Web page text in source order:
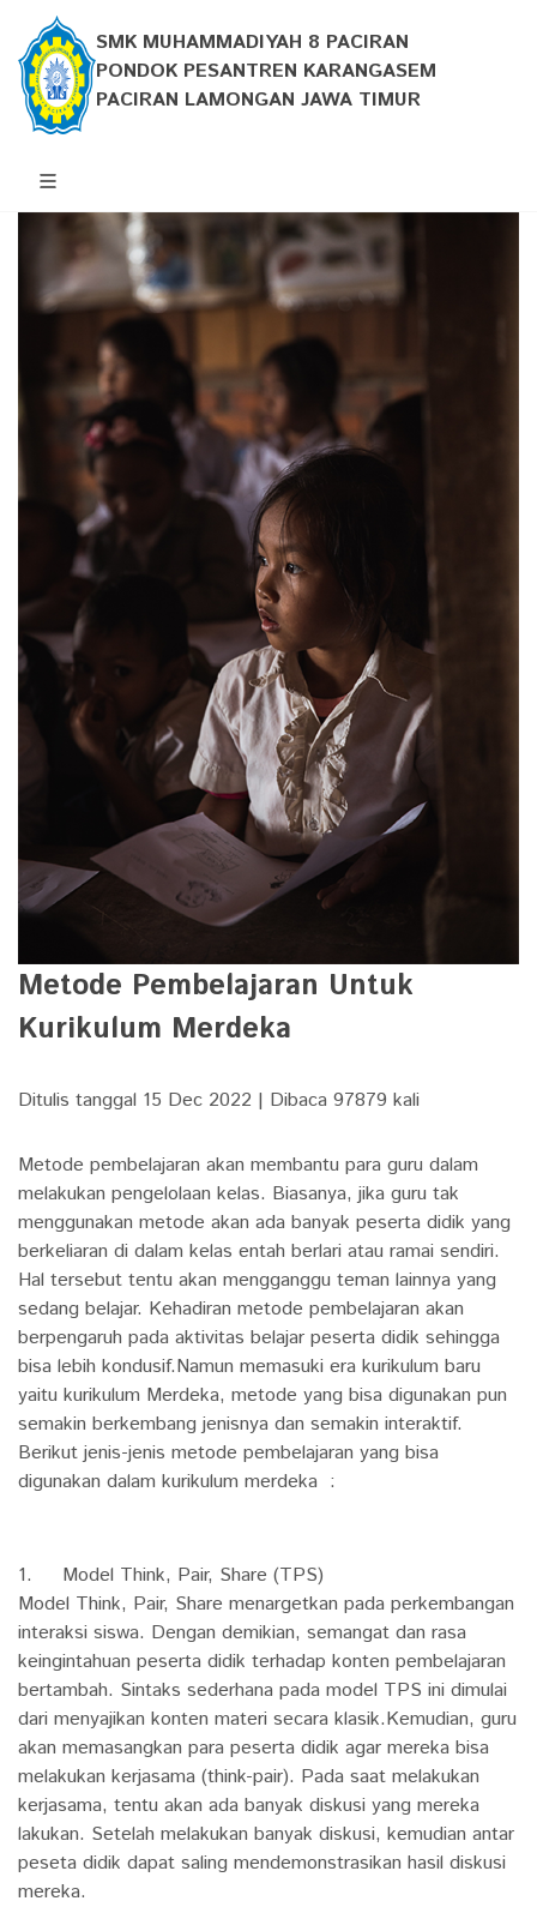
SMK MUHAMMADIYAH 8 PACIRAN
PONDOK PESANTREN KARANGASEM
PACIRAN LAMONGAN JAWA TIMUR
Metode Pembelajaran Untuk
Kurikulum Merdeka
Ditulis tanggal 15 Dec 2022 | Dibaca 97879 kali
Metode pembelajaran akan membantu para guru dalam
melakukan pengelolaan kelas. Biasanya, jika guru tak
menggunakan metode akan ada banyak peserta didik yang
berkeliaran di dalam kelas entah berlari atau ramai sendiri.
Hal tersebut tentu akan mengganggu teman lainnya yang
sedang belajar. Kehadiran metode pembelajaran akan
berpengaruh pada aktivitas belajar peserta didik sehingga
bisa lebih kondusif.Namun memasuki era kurikulum baru
yaitu kurikulum Merdeka, metode yang bisa digunakan pun
semakin berkembang jenisnya dan semakin interaktif.
Berikut jenis-jenis metode pembelajaran yang bisa
digunakan dalam kurikulum merdeka :
1. Model Think, Pair, Share (TPS)
Model Think, Pair, Share menargetkan pada perkembangan
interaksi siswa. Dengan demikian, semangat dan rasa
keingintahuan peserta didik terhadap konten pembelajaran
bertambah. Sintaks sederhana pada model TPS ini dimulai
dari menyajikan konten materi secara klasik.Kemudian, guru
akan memasangkan para peserta didik agar mereka bisa
melakukan kerjasama (think-pair). Pada saat melakukan
kerjasama, tentu akan ada banyak diskusi yang mereka
lakukan. Setelah melakukan banyak diskusi, kemudian antar
peseta didik dapat saling mendemonstrasikan hasil diskusi
mereka.